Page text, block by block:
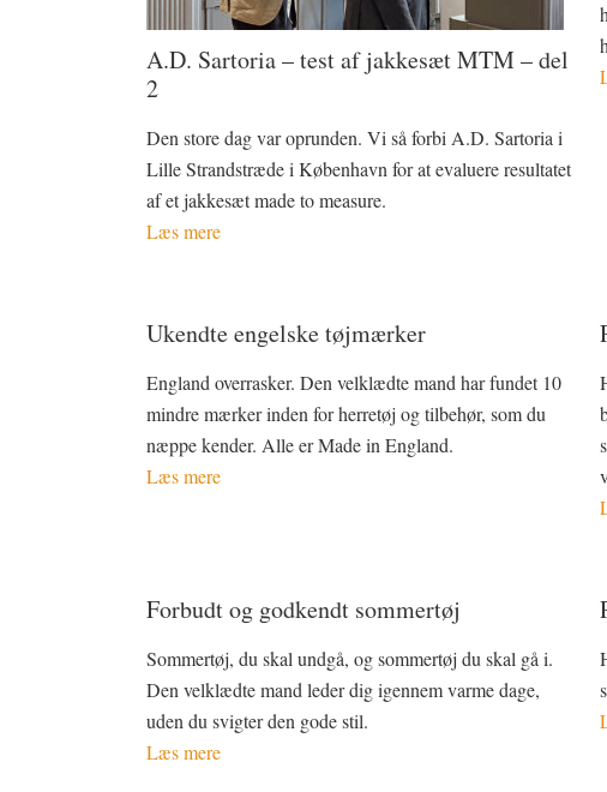
A.D. Sartoria – test af jakkesæt MTM – del
2
Den store dag var oprunden. Vi så forbi A.D. Sartoria i
Lille Strandstræde i København for at evaluere resultatet
af et jakkesæt made to measure.
Læs mere
Ukendte engelske tøjmærker
England overrasker. Den velklædte mand har fundet 10
mindre mærker inden for herretøj og tilbehør, som du
næppe kender. Alle er Made in England.
Læs mere
Forbudt og godkendt sommertøj
Sommertøj, du skal undgå, og sommertøj du skal gå i.
Den velklædte mand leder dig igennem varme dage,
uden du svigter den gode stil.
Læs mere